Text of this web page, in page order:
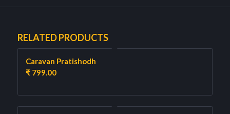
RELATED PRODUCTS
Caravan Pratishodh
₹799.00